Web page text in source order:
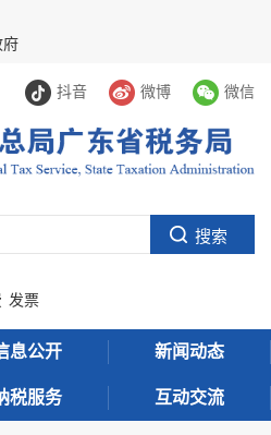
府
抖音 微博 微信
发票
息公开 新闻动态
税服务 互动交流